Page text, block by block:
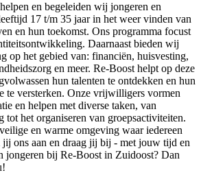
en begeleiden wij jongeren en
17 t/m 35 jaar in het weer vinden van
en hun toekomst. Ons programma focust
Daarnaast bieden wij
op het gebied van: financiën, huisvesting,
en meer. Re-Boost helpt op deze
hun talenten te ontdekken en hun
te versterken. Onze vrijwilligers vormen
en helpen met diverse taken, van
tot het organiseren van groepsactiviteiten.
en warme omgeving waar iedereen
ons aan en draag jij bij - met jouw tijd en
jongeren bij Re-Boost in Zuidoost? Dan